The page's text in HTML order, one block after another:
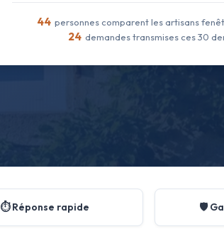
44 personnes comparent les artisans
24 demandes transmises ces 30
⏱️ Réponse rapide 🛡️